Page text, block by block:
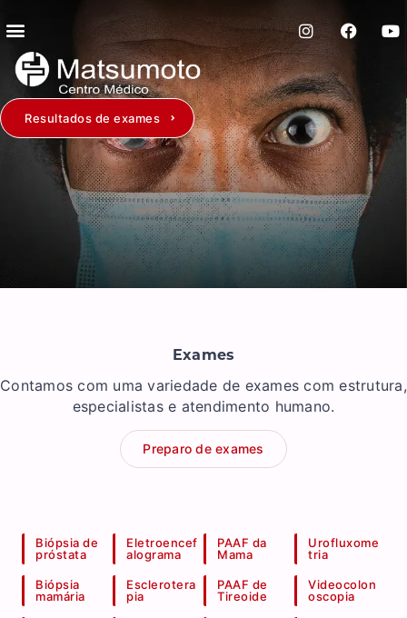
Resultados de exames
Exames
Contamos com uma variedade de exames com estrutura,
especialistas e atendimento humano.
Preparo de exames
Biópsia de
próstata
Biópsia
mamária
Eletroencef
alograma
Esclerotera
pia
PAAF da
Mama
PAAF de
Tireoide
Urofluxome
tria
Videocolon
oscopia